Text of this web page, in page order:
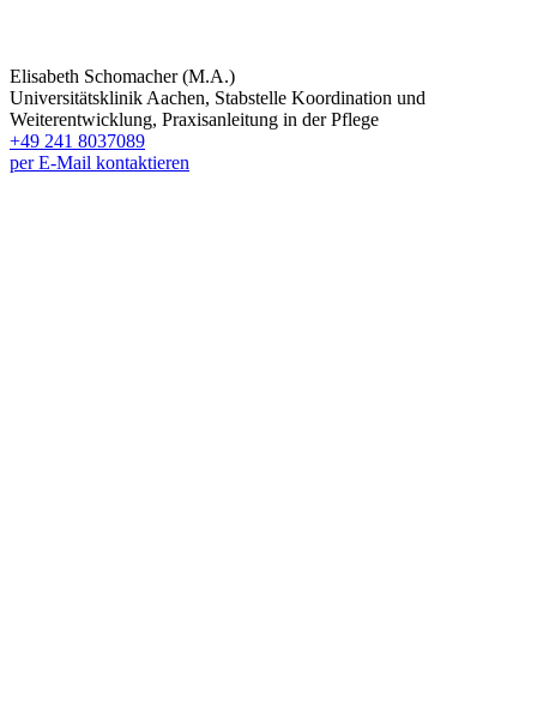
Elisabeth Schomacher (M.A.)
Universitätsklinik Aachen, Stabstelle Koordination und
Weiterentwicklung, Praxisanleitung in der Pflege
+49 241 8037089
per E-Mail kontaktieren